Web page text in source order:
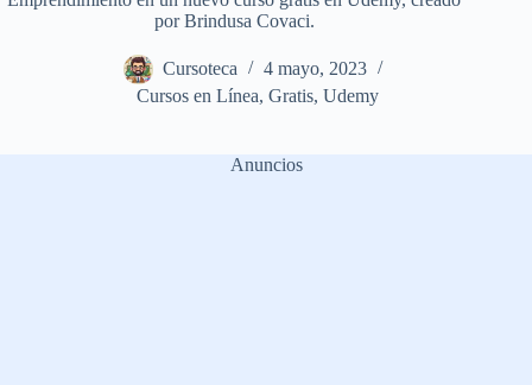
por Brindusa Covaci.
Cursoteca
4 mayo, 2023
Cursos en Línea,Gratis,Udemy
Anuncios